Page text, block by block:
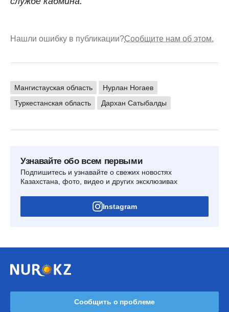
Нашли ошибку в публикации?Сообщите нам об этом.
Мангистауская область
Нурлан Ногаев
Туркестанская область
Дархан Сатыбалды
Узнавайте обо всем первыми
Подпишитесь и узнавайте о свежих новостях
Казахстана, фото, видео и других эксклюзивах
Instagram
Сообщить о проблеме